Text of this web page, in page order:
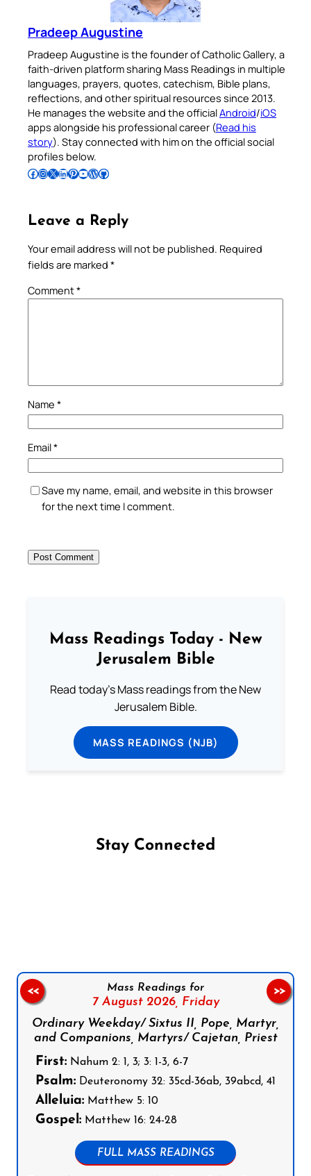
Pradeep Augustine
Pradeep Augustine is the founder of Catholic Gallery, a
faith-driven platform sharing Mass Readings in multiple
languages, prayers, quotes, catechism, Bible plans,
reflections, and other spiritual resources since 2013.
He manages the website and the officialAndroid/iOS
apps alongside his professional career (Read his
story). Stay connected with him on the official social
profiles below.
Follow Pradeep on Facebook Follow Pradeep on InstagramFollow Pradeep on X Follow Pradeep on LinkedIn Follow Pradeep on Pinterest Subscribe to Pradeep’s Youtube Channel Follow Pradeep on WordPress Follow Pradeep on GitHub
Leave a Reply
Your email address will not be published. Required
fields are marked *
Comment*
Name *
Email*
Save my name, email, and website in this browser
for the next time I comment.
Mass Readings Today - New
Jerusalem Bible
Read today's Mass readings from the New
Jerusalem Bible.
MASS READINGS (NJB)
Stay Connected
Mass Readings for
7 August 2026, Friday
Ordinary Weekday/ Sixtus II, Pope, Martyr,
and Companions, Martyrs/ Cajetan, Priest
First: Nahum 2: 1, 3; 3: 1-3, 6-7
Psalm: Deuteronomy 32: 35cd-36ab, 39abcd, 41
Alleluia: Matthew 5: 10
Gospel: Matthew 16: 24-28
FULL MASS READINGS
<< >>